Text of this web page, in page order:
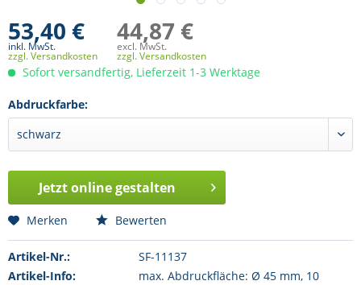
53,40 €
inkl. MwSt.
zzgl. Versandkosten
44,87 €
excl. MwSt.
zzgl. Versandkosten
Sofort versandfertig, Lieferzeit 1-3 Werktage
Abdruckfarbe:
Jetzt online gestalten
Merken Bewerten
Artikel-Nr.:
SF-11137
Artikel-Info:
max. Abdruckfläche: Ø 45 mm, 10